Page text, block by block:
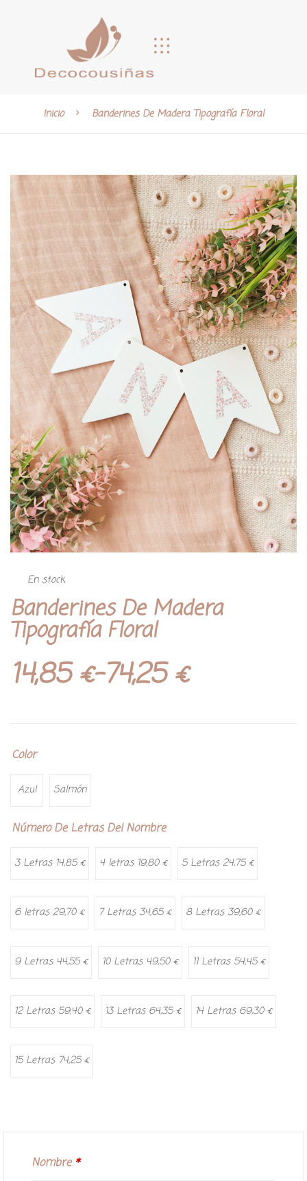
Inicio Banderines De Madera Tipografía Floral
En stock
Banderines De Madera
Tipografía Floral
14,85€-74,25€
Color
Azul Salmón
Número De Letras Del Nombre
3 Letras 14,85 € 4 letras 19,80 € 5 Letras 24,75 €
6 letras 29,70 € 7 Letras 34,65 € 8 Letras 39,60 €
9 Letras 44,55 € 10 Letras 49,50 € 11 Letras 54,45 €
12 Letras 59,40 € 13 Letras 64,35 € 14 Letras 69,30 €
15 Letras 74,25 €
Nombre *